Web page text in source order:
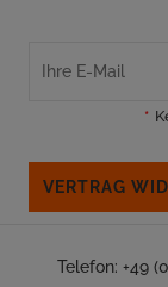
*
VERTRAG
Telefon: +49